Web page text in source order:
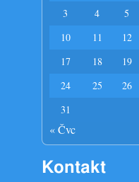
3
4 5
10
11 12
17
18 19
24
25 26
31
« Čvc
Kontakt